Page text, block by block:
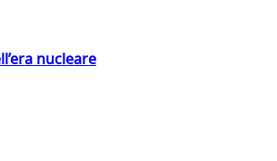
nucleare